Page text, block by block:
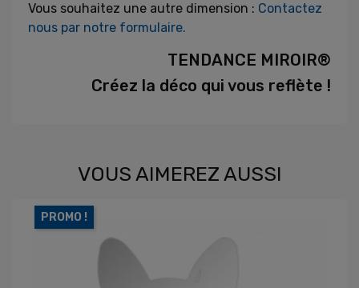
Vous souhaitez une autre dimension : Contactez
nous par notre formulaire.
TENDANCE MIROIR®
Créez la déco qui vous reflète !
VOUS AIMEREZ AUSSI
PROMO !